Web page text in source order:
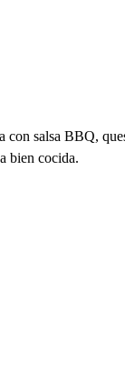
con salsa BBQ,
bien cocida.